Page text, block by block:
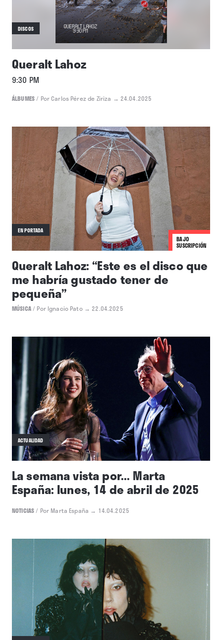
DISCOS
Queralt Lahoz
9:30 PM
ÁLBUMES/ Por Carlos Pérez de Ziriza → 24.04.2025
BAJO
SUSCRIPCIÓN
EN PORTADA
Queralt Lahoz: “Este es el disco que
me habría gustado tener de
pequeña”
MÚSICA/ Por Ignacio Pato → 22.04.2025
ACTUALIDAD
La semana vista por... Marta
España: lunes, 14 de abril de 2025
NOTICIAS/ Por Marta España → 14.04.2025